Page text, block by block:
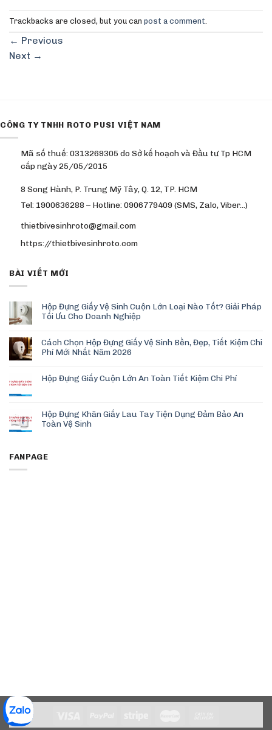
Trackbacks are closed, but you can post a comment
← Previous
Next →
CÔNG TY TNHH ROTO PUSI VIỆT NAM
Mã số thuế: 0313269305 do Sở kế hoạch và Đầu tư Tp HCM
cấp ngày 25/05/2015
8 Song Hành, P. Trung Mỹ Tây, Q. 12, TP. HCM
Tel: 1900636288 – Hotline: 0906779409 (SMS, Zalo, Viber…)
thietbivesinhroto@gmail.com
https://thietbivesinhroto.com
BÀI VIẾT MỚI
Hộp Đựng Giấy Vệ Sinh Cuộn Lớn Loại Nào Tốt? Giải Pháp
Tối Ưu Cho Doanh Nghiệp
Cách Chọn Hộp Đựng Giấy Vệ Sinh Bền, Đẹp, Tiết Kiệm Chi
Phí Mới Nhất Năm 2026
Hộp Đựng Giấy Cuộn Lớn An Toàn Tiết Kiệm Chi Phí
Hộp Đựng Khăn Giấy Lau Tay Tiện Dụng Đảm Bảo An
Toàn Vệ Sinh
FANPAGE